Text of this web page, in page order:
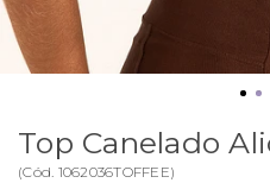
Top Canelado
(Cód. 1062036TOFFEE)